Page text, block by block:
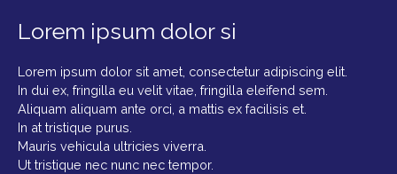
Lorem ipsum dolor si
Lorem ipsum dolor sit amet, consectetur adipiscing elit.
In dui ex, fringilla eu velit vitae, fringilla eleifend sem.
Aliquam aliquam ante orci, a mattis ex facilisis et.
In at tristique purus.
Mauris vehicula ultricies viverra.
Ut tristique nec nunc nec tempor.